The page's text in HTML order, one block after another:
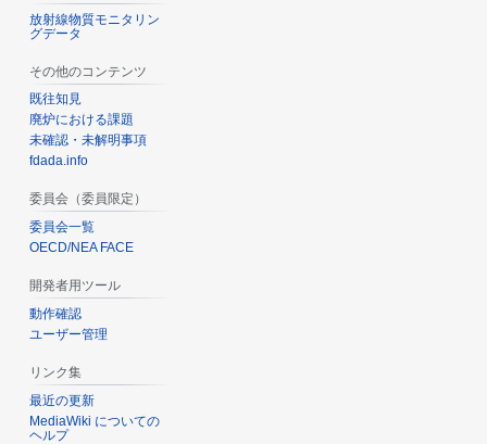
放射線物質モニタリン
グデータ
その他のコンテンツ
既往知見
廃炉における課題
未確認・未解明事項
fdada.info
委員会（委員限定）
委員会一覧
OECD/NEA FACE
開発者用ツール
動作確認
ユーザー管理
リンク集
最近の更新
MediaWiki についての
ヘルプ